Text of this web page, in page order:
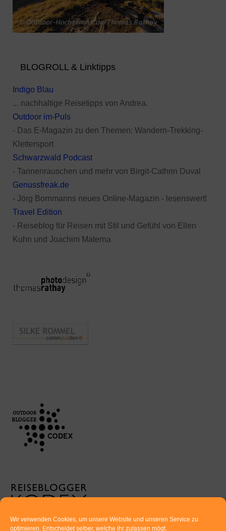
Wir verwenden Cookies, um unsere Website und unseren Service zu
optimieren. Entscheidet selber, welche ihr zulassen mögt.
BLOGROLL & Linktipps
Indigo Blau
... nachhaltige Reisetipps von Andrea.
Outdoor im-Puls
- Das E-Magazin zu den Themen: Wandern-Trekking-
Klettersport
Schwarzwald Podcast
- Tannenrauschen und mehr von Birgit-Cathrin Duval
Genussfreak.de
- Jörg Bornmanns neues Online-Magazin - lesenswert!
Travel Edition
- Reiseblog für Reisen mit Stil und Gefühl von Ellen
Kuhn und Joachim Materna